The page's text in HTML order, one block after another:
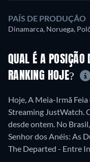
PAÍS DE PRODUÇÃO
Dinamarca, Noruega,
QUAL É A
RANKING HOJE?
Hoje, A Meia-Irmã
Streaming JustWatch.
desde ontem. No
Senhor dos Anéis: As
The Departed - Entre